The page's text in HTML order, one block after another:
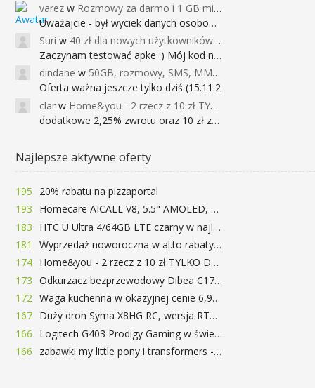
varez w Rozmowy za darmo i 1 GB miesięcznie
Uważajcie - był wyciek danych osobowych
Suri w 40 zł dla nowych użytkowników Google Pay (dawniej Android Pay)
Zaczynam testować apke :) Mój kod na 40
dindane w 50GB, rozmowy, SMS, MMS bez limitu przez 6 miesięcy za darmo za przeniesienie numeru do Play NEXT
Oferta ważna jeszcze tylko dziś (15.11.2
clar w Home&you - 2 rzecz z 10 zł TYLKO DZISIAJ
dodatkowe 2,25% zwrotu oraz 10 zł za r
Najlepsze aktywne oferty
195
20% rabatu na pizzaportal
193
Homecare AICALL V8, 5.5" AMOLED, 4/128GB, Snapdragon 652, LTE, QC3.0, 3400mAh za 416zł
183
HTC U Ultra 4/64GB LTE czarny w najlepszej cenie na rynku 799 zł!!!
181
Wyprzedaż noworoczna w al.to rabaty do 72%
174
Home&you - 2 rzecz z 10 zł TYLKO DZISIAJ
173
Odkurzacz bezprzewodowy Dibea C17 za 77.99$ (~290zł)
172
Waga kuchenna w okazyjnej cenie 6,99$
167
Duży dron Syma X8HG RC, wersja RTF, kamera 8MP za 62$ (~233zł) - TomTop
166
Logitech G403 Prodigy Gaming w świetnej cenie 169 zł
166
zabawki my little pony i transformers -50%!